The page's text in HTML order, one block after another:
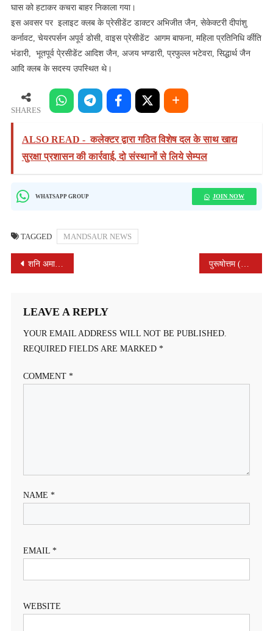
घास को हटाकर कचरा बाहर निकाला गया।
इस अवसर पर इलाइट क्लब के प्रेसीडेंट डाक्टर अभिजीत जैन, सेकेक्टरी दीपांशु
कर्नावट, चेयरपर्सन अपूर्व डोसी, वाइस प्रेसीडेंट आगम बाफना, महिला प्रतिनिधि र्कीति
भंडारी, भूतपूर्व पे्रसीडेंट आदिश जैन, अजय भण्डारी, प्रफुल्ल भटेवरा, सिद्धार्थ जैन
आदि क्लब के सदस्य उपस्थित थे।
SHARES
ALSO READ - कलेक्टर द्वारा गठित विशेष दल के साथ खाद्य
सुरक्षा प्रशासन की कार्रवाई, दो संस्थानों से लिये सेम्पल
WHATSAPP GROUP JOIN NOW
TAGGED MANDSAUR NEWS
POST
शनि अमावस्या पर शनि मंदिरों में उमड़ा आस्था का सैलाब
LEAVE A REPLY
YOUR EMAIL ADDRESS WILL NOT BE PUBLISHED.
REQUIRED FIELDS ARE MARKED *
COMMENT *
NAME *
EMAIL *
WEBSITE